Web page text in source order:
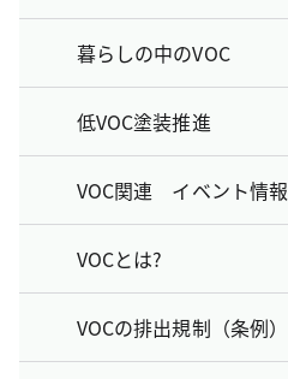
暮らしの中のVOC
低VOC塗装推進
VOC関連 イベント情報
VOCとは?
VOCの排出規制（条例）